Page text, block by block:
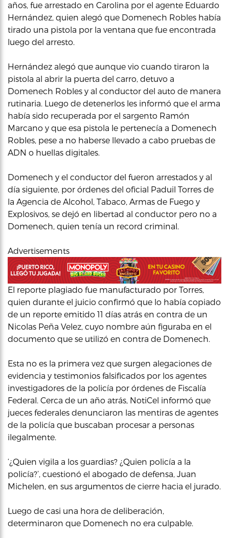
años, fue arrestado en Carolina por el agente Eduardo
Hernández, quien alegó que Domenech Robles había
tirado una pistola por la ventana que fue encontrada
luego del arresto.
Hernández alegó que aunque vio cuando tiraron la
pistola al abrir la puerta del carro, detuvo a
Domenech Robles y al conductor del auto de manera
rutinaria. Luego de detenerlos les informó que el arma
había sido recuperada por el sargento Ramón
Marcano y que esa pistola le pertenecía a Domenech
Robles, pese a no haberse llevado a cabo pruebas de
ADN o huellas digitales.
Domenech y el conductor del fueron arrestados y al
día siguiente, por órdenes del oficial Paduil Torres de
la Agencia de Alcohol, Tabaco, Armas de Fuego y
Explosivos, se dejó en libertad al conductor pero no a
Domenech, quien tenía un record criminal.
Advertisements
El reporte plagiado fue manufacturado por Torres,
quien durante el juicio confirmó que lo había copiado
de un reporte emitido 11 días atrás en contra de un
Nicolas Peña Velez, cuyo nombre aún figuraba en el
documento que se utilizó en contra de Domenech.
Esta no es la primera vez que surgen alegaciones de
evidencia y testimonios falsificados por los agentes
investigadores de la policía por órdenes de Fiscalía
Federal. Cerca de un año atrás, NotiCel informó que
jueces federales denunciaron las mentiras de agentes
de la policía que buscaban procesar a personas
ilegalmente.
‘¿Quien vigila a los guardias? ¿Quien policía a la
policía?’, cuestionó el abogado de defensa, Juan
Michelen, en sus argumentos de cierre hacia el jurado.
Luego de casi una hora de deliberación,
determinaron que Domenech no era culpable.